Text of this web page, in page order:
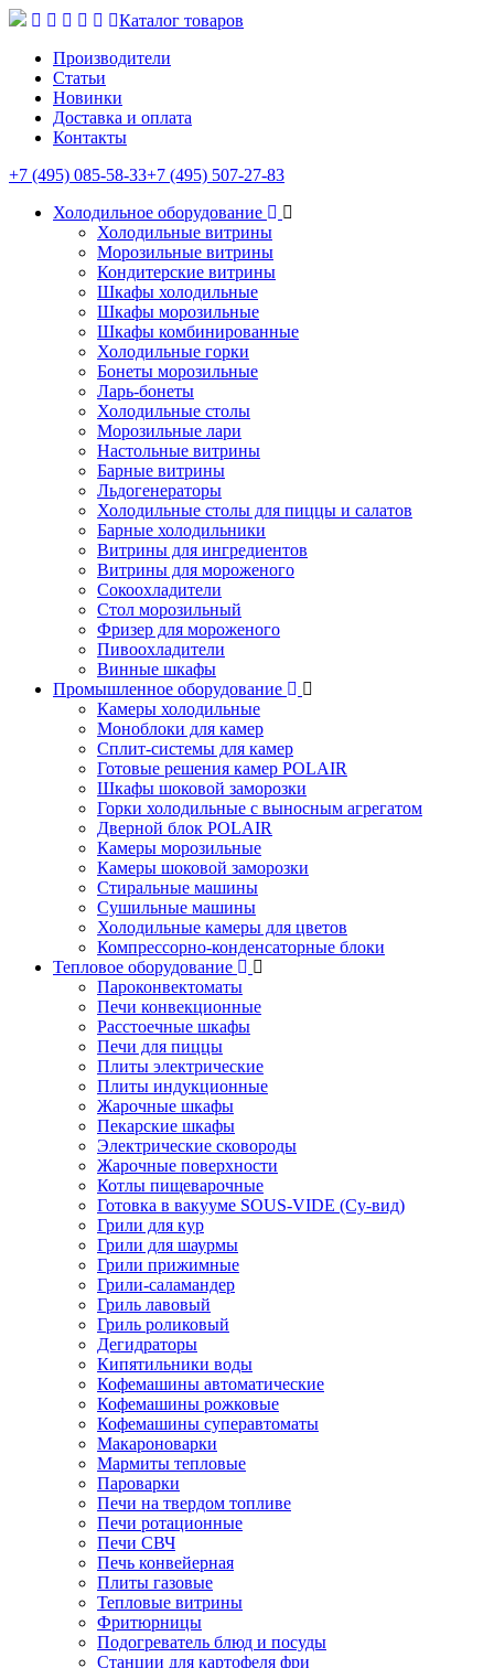
Каталог товаров
Производители
Статьи
Новинки
Доставка и оплата
Контакты
+7 (495) 085-58-33+7 (495) 507-27-83
Холодильное оборудование
Холодильные витрины
Морозильные витрины
Кондитерские витрины
Шкафы холодильные
Шкафы морозильные
Шкафы комбинированные
Холодильные горки
Бонеты морозильные
Ларь-бонеты
Холодильные столы
Морозильные лари
Настольные витрины
Барные витрины
Льдогенераторы
Холодильные столы для пиццы и салатов
Барные холодильники
Витрины для ингредиентов
Витрины для мороженого
Сокоохладители
Стол морозильный
Фризер для мороженого
Пивоохладители
Винные шкафы
Промышленное оборудование
Камеры холодильные
Моноблоки для камер
Сплит-системы для камер
Готовые решения камер POLAIR
Шкафы шоковой заморозки
Горки холодильные с выносным агрегатом
Дверной блок POLAIR
Камеры морозильные
Камеры шоковой заморозки
Стиральные машины
Сушильные машины
Холодильные камеры для цветов
Компрессорно-конденсаторные блоки
Тепловое оборудование
Пароконвектоматы
Печи конвекционные
Расстоечные шкафы
Печи для пиццы
Плиты электрические
Плиты индукционные
Жарочные шкафы
Пекарские шкафы
Электрические сковороды
Жарочные поверхности
Котлы пищеварочные
Готовка в вакууме SOUS-VIDE (Су-вид)
Грили для кур
Грили для шаурмы
Грили прижимные
Грили-саламандер
Гриль лавовый
Гриль роликовый
Дегидраторы
Кипятильники воды
Кофемашины автоматические
Кофемашины рожковые
Кофемашины суперавтоматы
Макароноварки
Мармиты тепловые
Пароварки
Печи на твердом топливе
Печи ротационные
Печи СВЧ
Печь конвейерная
Плиты газовые
Тепловые витрины
Фритюрницы
Подогреватель блюд и посуды
Станции для картофеля фри